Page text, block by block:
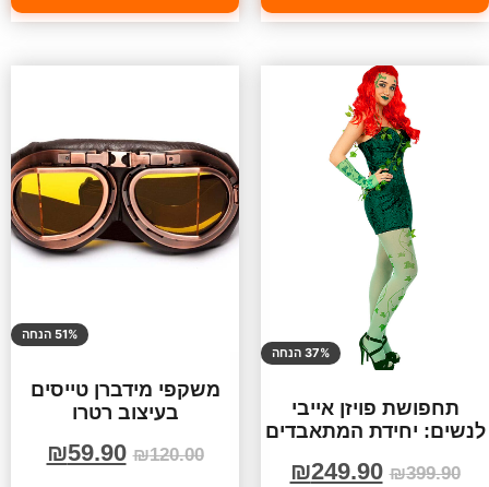
37% הנחה
תחפושת פויזן אייבי
לנשים: יחידת המתאבדים
₪399.90
₪249.90
51% הנחה
משקפי מידברן טייסים
בעיצוב רטרו
₪120.00
₪59.90